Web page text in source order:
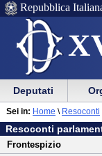
Menu
di
ausilio
alla
navigazione
Vai
Menu
di
navigazione
principale
Repubblica
Menu
di
navigazione
principale
Vai
menu
di
sezione
Deputati
Vai
al
contenuto
Resoconti
Frontespizio
Sei in: Home \ Resoconti